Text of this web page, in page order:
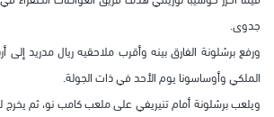
جدوى.
ورفع برشلونة الفارق بينه وأقرب ملاحقيه ريال مدريد إلى
الملكي وأوساسونا يوم الأحد في ذات الجولة.
ويلعب برشلونة أمام تنيريفي على ملعب كامب نو، ثم يخرج